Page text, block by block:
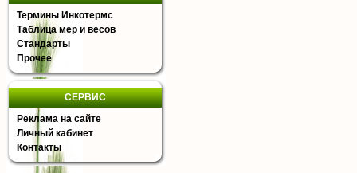
Термины Инкотермс
Таблица мер и весов
Стандарты
Прочее
СЕРВИС
Реклама на сайте
Личный кабинет
Контакты